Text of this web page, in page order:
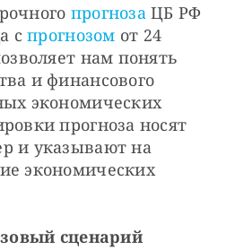
прогноза ЦБ РФ
с прогнозом от 24
нам понять
и финансового
экономических
прогноза носят
и указывают на
экономических
сценарий